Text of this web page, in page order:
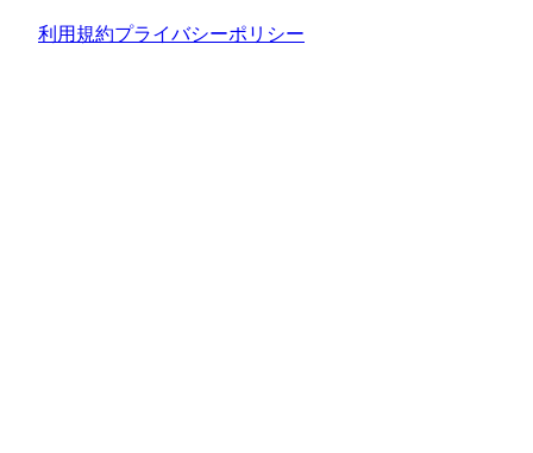
利用規約プライバシーポリシー